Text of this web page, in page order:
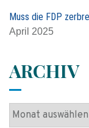
Muss die FDP
April 2025
ARCHIV
A